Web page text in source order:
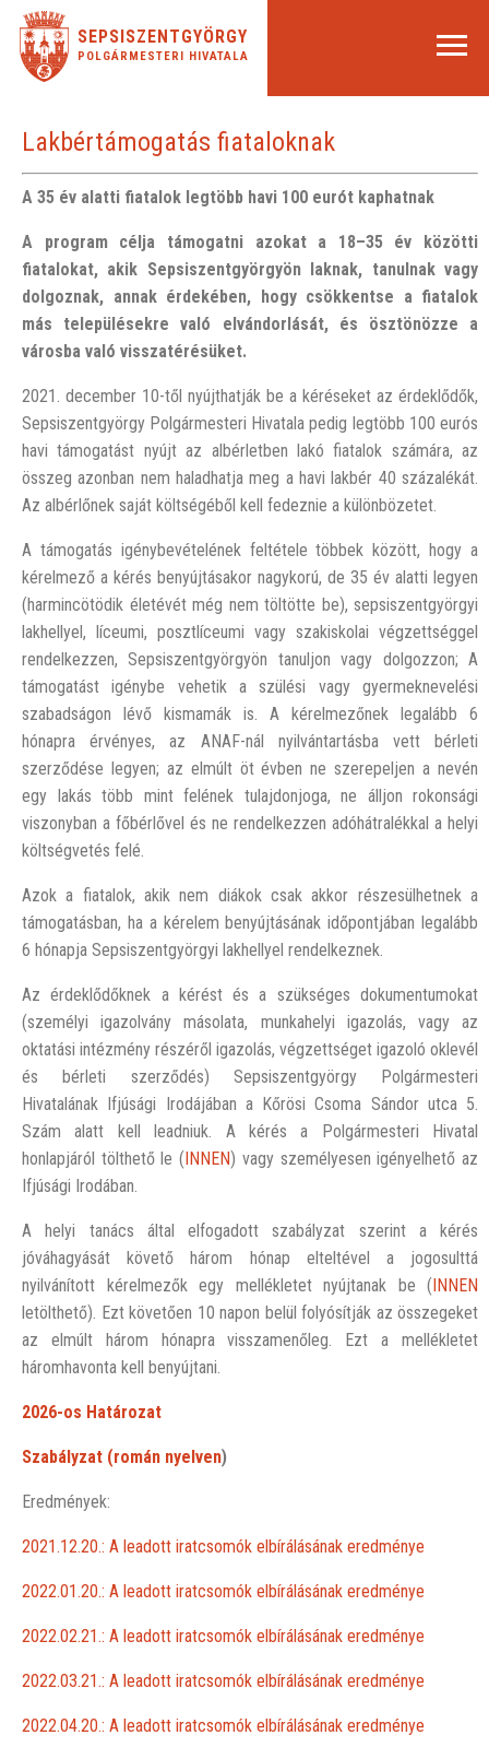
SEPSISZENTGYÖRGY
POLGÁRMESTERI HIVATALA
Lakbértámogatás fiataloknak
A 35 év alatti fiatalok legtöbb havi 100 eurót kaphatnak
A program célja támogatni azokat a 18–35 év közötti
fiatalokat, akik Sepsiszentgyörgyön laknak, tanulnak vagy
dolgoznak, annak érdekében, hogy csökkentse a fiatalok
más településekre való elvándorlását, és ösztönözze a
városba való visszatérésüket.
2021. december 10-től nyújthatják be a kéréseket az érdeklődők,
Sepsiszentgyörgy Polgármesteri Hivatala pedig legtöbb 100 eurós
havi támogatást nyújt az albérletben lakó fiatalok számára, az
összeg azonban nem haladhatja meg a havi lakbér 40 százalékát.
Az albérlőnek saját költségéből kell fedeznie a különbözetet.
A támogatás igénybevételének feltétele többek között, hogy a
kérelmező a kérés benyújtásakor nagykorú, de 35 év alatti legyen
(harmincötödik életévét még nem töltötte be), sepsiszentgyörgyi
lakhellyel, líceumi, posztlíceumi vagy szakiskolai végzettséggel
rendelkezzen, Sepsiszentgyörgyön tanuljon vagy dolgozzon; A
támogatást igénybe vehetik a szülési vagy gyermeknevelési
szabadságon lévő kismamák is. A kérelmezőnek legalább 6
hónapra érvényes, az ANAF-nál nyilvántartásba vett bérleti
szerződése legyen; az elmúlt öt évben ne szerepeljen a nevén
egy lakás több mint felének tulajdonjoga, ne álljon rokonsági
viszonyban a főbérlővel és ne rendelkezzen adóhátralékkal a helyi
költségvetés felé.
Azok a fiatalok, akik nem diákok csak akkor részesülhetnek a
támogatásban, ha a kérelem benyújtásának időpontjában legalább
6 hónapja Sepsiszentgyörgyi lakhellyel rendelkeznek.
Az érdeklődőknek a kérést és a szükséges dokumentumokat
(személyi igazolvány másolata, munkahelyi igazolás, vagy az
oktatási intézmény részéről igazolás, végzettséget igazoló oklevél
és bérleti szerződés) Sepsiszentgyörgy Polgármesteri
Hivatalának Ifjúsági Irodájában a Kőrösi Csoma Sándor utca 5.
Szám alatt kell leadniuk. A kérés a Polgármesteri Hivatal
honlapjáról tölthető le (INNEN) vagy személyesen igényelhető az
Ifjúsági Irodában.
A helyi tanács által elfogadott szabályzat szerint a kérés
jóváhagyását követő három hónap elteltével a jogosulttá
nyilvánított kérelmezők egy mellékletet nyújtanak be (INNEN
letölthető). Ezt követően 10 napon belül folyósítják az összegeket
az elmúlt három hónapra visszamenőleg. Ezt a mellékletet
háromhavonta kell benyújtani.
2026-os Határozat
Szabályzat (román nyelven)
Eredmények:
2021.12.20.: A leadott iratcsomók elbírálásának eredménye
2022.01.20.: A leadott iratcsomók elbírálásának eredménye
2022.02.21.: A leadott iratcsomók elbírálásának eredménye
2022.03.21.: A leadott iratcsomók elbírálásának eredménye
2022.04.20.: A leadott iratcsomók elbírálásának eredménye